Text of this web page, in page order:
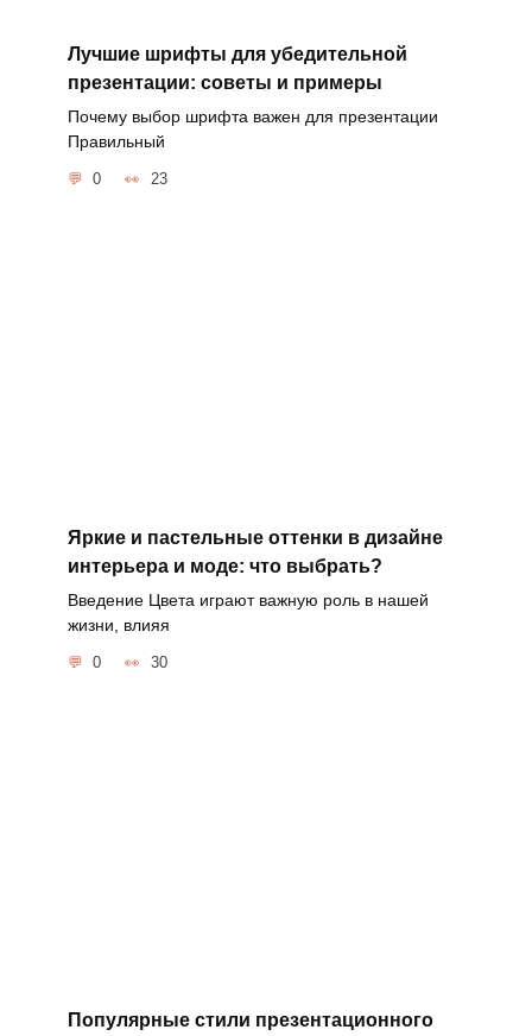
Лучшие шрифты для убедительной
презентации: советы и примеры
Почему выбор шрифта важен для презентации
Правильный
0 23
Яркие и пастельные оттенки в дизайне
интерьера и моде: что выбрать?
Введение Цвета играют важную роль в нашей
жизни, влияя
0 30
Популярные стили презентационного